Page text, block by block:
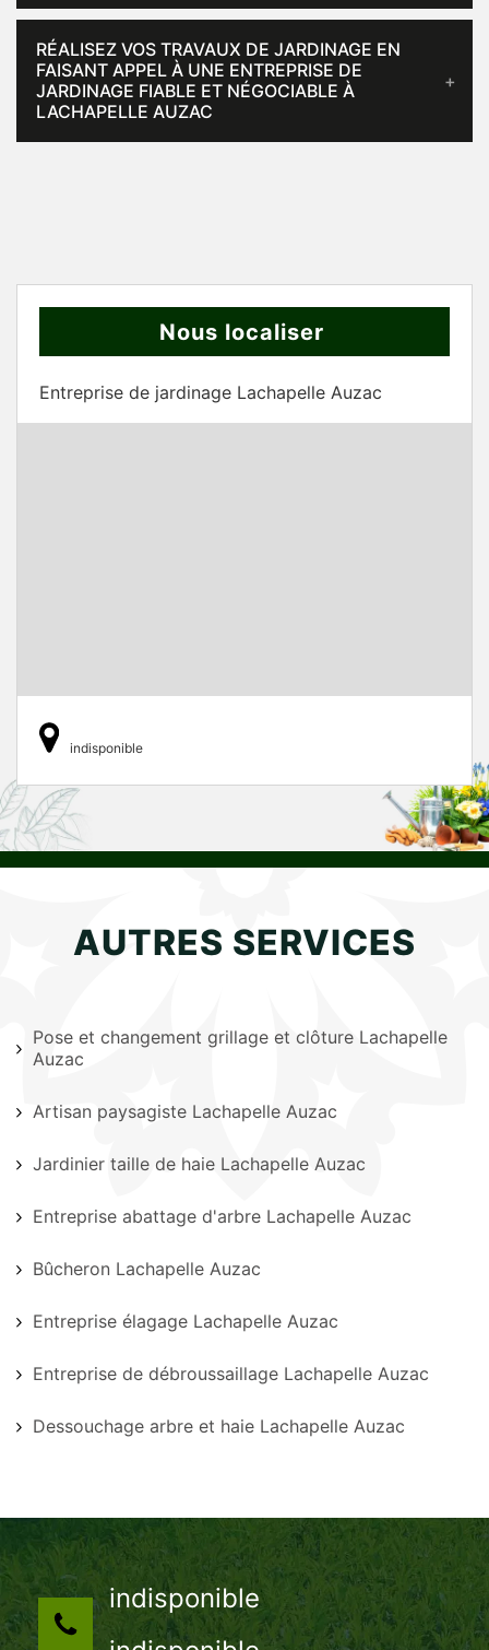
RÉALISEZ VOS TRAVAUX DE JARDINAGE EN
FAISANT APPEL À UNE ENTREPRISE DE
JARDINAGE FIABLE ET NÉGOCIABLE À
LACHAPELLE AUZAC
Nous localiser
Entreprise de jardinage Lachapelle Auzac
indisponible
AUTRES SERVICES
Pose et changement grillage et clôture Lachapelle
Auzac
Artisan paysagiste Lachapelle Auzac
Jardinier taille de haie Lachapelle Auzac
Entreprise abattage d'arbre Lachapelle Auzac
Bûcheron Lachapelle Auzac
Entreprise élagage Lachapelle Auzac
Entreprise de débroussaillage Lachapelle Auzac
Dessouchage arbre et haie Lachapelle Auzac
indisponible